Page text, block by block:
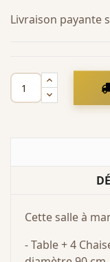
Livraison payante
Cette salle à
- Table + 4